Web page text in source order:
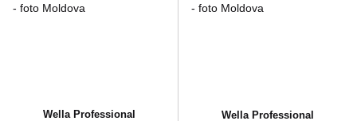
Wella Professional
Wella Professional